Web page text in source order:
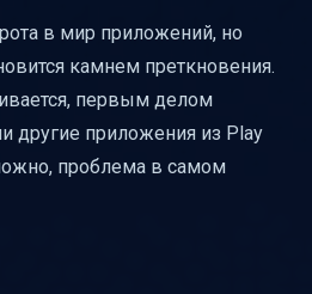
в мир приложений, но
камнем преткновения.
первым делом
другие приложения из Play
проблема в самом